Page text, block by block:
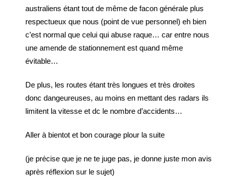
australiens étant tout de même de facon générale plus
respectueux que nous (point de vue personnel) eh bien
c’est normal que celui qui abuse raque… car entre nous
une amende de stationnement est quand même
évitable…
De plus, les routes étant très longues et très droites
donc dangeureuses, au moins en mettant des radars ils
limitent la vitesse et dc le nombre d’accidents…
Aller à bientot et bon courage plour la suite
(je précise que je ne te juge pas, je donne juste mon avis
après réflexion sur le sujet)